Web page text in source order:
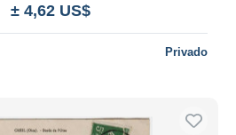
± 4,62 US$
Privado